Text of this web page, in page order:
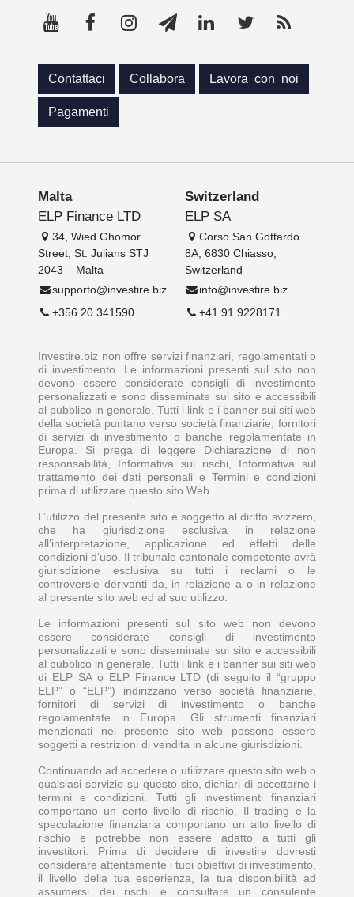
Contattaci Collabora Lavora con noi
Pagamenti
Malta
ELP Finance LTD
34, Wied Ghomor
Street, St. Julians STJ
2043 – Malta
supporto@investire.biz
+356 20 341590
Switzerland
ELP SA
Corso San Gottardo
8A, 6830 Chiasso,
Switzerland
info@investire.biz
+41 91 9228171
Investire.biz non offre servizi finanziari, regolamentati o
di investimento. Le informazioni presenti sul sito non
devono essere considerate consigli di investimento
personalizzati e sono disseminate sul sito e accessibili
al pubblico in generale. Tutti i link e i banner sui siti web
della società puntano verso società finanziarie, fornitori
di servizi di investimento o banche regolamentate in
Europa. Si prega di leggere Dichiarazione di non
responsabilità, Informativa sui rischi, Informativa sul
trattamento dei dati personali e Termini e condizioni
prima di utilizzare questo sito Web.
L’utilizzo del presente sito è soggetto al diritto svizzero,
che ha giurisdizione esclusiva in relazione
all’interpretazione, applicazione ed effetti delle
condizioni d’uso. Il tribunale cantonale competente avrà
giurisdizione esclusiva su tutti i reclami o le
controversie derivanti da, in relazione a o in relazione
al presente sito web ed al suo utilizzo.
Le informazioni presenti sul sito web non devono
essere considerate consigli di investimento
personalizzati e sono disseminate sul sito e accessibili
al pubblico in generale. Tutti i link e i banner sui siti web
di ELP SA o ELP Finance LTD (di seguito il “gruppo
ELP” o “ELP”) indirizzano verso società finanziarie,
fornitori di servizi di investimento o banche
regolamentate in Europa. Gli strumenti finanziari
menzionati nel presente sito web possono essere
soggetti a restrizioni di vendita in alcune giurisdizioni.
Continuando ad accedere o utilizzare questo sito web o
qualsiasi servizio su questo sito, dichiari di accettarne i
termini e condizioni. Tutti gli investimenti finanziari
comportano un certo livello di rischio. Il trading e la
speculazione finanziaria comportano un alto livello di
rischio e potrebbe non essere adatto a tutti gli
investitori. Prima di decidere di investire dovresti
considerare attentamente i tuoi obiettivi di investimento,
il livello della tua esperienza, la tua disponibilità ad
assumersi dei rischi e consultare un consulente